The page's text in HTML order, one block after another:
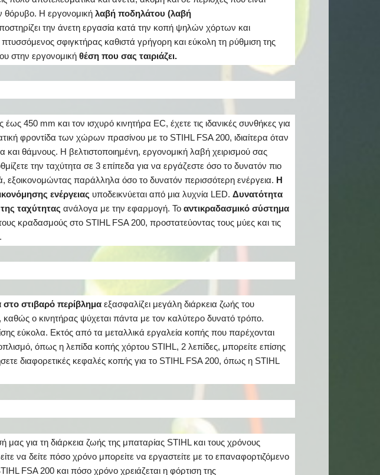
θόρυβο. Η εργονομική λαβή ποδηλάτου (λαβή
την άνετη εργασία κατά την κοπή ψηλών χόρτων και
σφιγκτήρας καθιστά γρήγορη και εύκολη τη ρύθμιση της
στην εργονομική θέση που σας ταιριάζει.
450 mm και τον ισχυρό κινητήρα EC, έχετε τις ιδανικές συνθήκες για
φροντίδα των χώρων πρασίνου με το STIHL FSA 200, ιδιαίτερα όταν
και θάμνους. Η βελτιστοποιημένη, εργονομική λαβή χειρισμού σας
την ταχύτητα σε 3 επίπεδα για να εργάζεστε όσο το δυνατόν πιο
εξοικονομώντας παράλληλα όσο το δυνατόν περισσότερη ενέργεια. Η
ενέργειας υποδεικνύεται από μια λυχνία LED. Δυνατότητα
ταχύτητας ανάλογα με την εφαρμογή. Το αντικραδασμικό σύστημα
κραδασμούς στο STIHL FSA 200, προστατεύοντας τους μύες και τις
στο στιβαρό περίβλημα εξασφαλίζει μεγάλη διάρκεια ζωής του
καθώς ο κινητήρας ψύχεται πάντα με τον καλύτερο δυνατό τρόπο.
εύκολα. Εκτός από τα μεταλλικά εργαλεία κοπής που παρέχονται
όπως η λεπίδα κοπής χόρτου STIHL, 2 λεπίδες, μπορείτε επίσης
διαφορετικές κεφαλές κοπής για το STIHL FSA 200, όπως η STIHL
μας για τη διάρκεια ζωής της μπαταρίας STIHL και τους χρόνους
να δείτε πόσο χρόνο μπορείτε να εργαστείτε με το επαναφορτιζόμενο
FSA 200 και πόσο χρόνο χρειάζεται η φόρτιση της